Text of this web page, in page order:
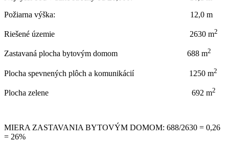
Požiarna výška: 12,0 m
Riešené územie 2630 m2
Zastavaná plocha bytovým domom 688 m2
Plocha spevnených plôch a komunikácií 1250 m2
Plocha zelene 692 m2
MIERA ZASTAVANIA BYTOVÝM DOMOM: 688/2630 = 0,26
= 26%